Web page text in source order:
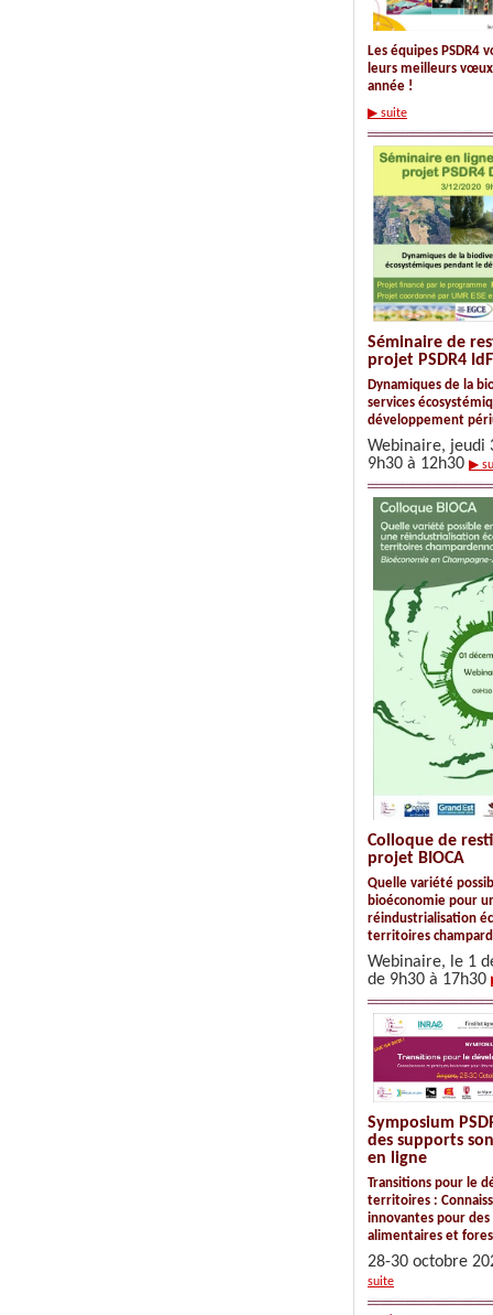
Les équipes PSDR4
leurs meilleurs
année !
▶ suite
Séminaire de
projet PSDR4
Dynamiques de la
services
développement
Webinaire, jeudi
9h30 à 12h30 ▶
Colloque de
projet BIOCA
Quelle variété
bioéconomie pour
réindustrialisation
territoires
Webinaire, le 1
de 9h30 à 17h30
Symposium
des supports
en ligne
Transitions pour le
territoires :
innovantes pour des
alimentaires et
28-30 octobre
suite